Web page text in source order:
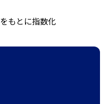
もとに指数化